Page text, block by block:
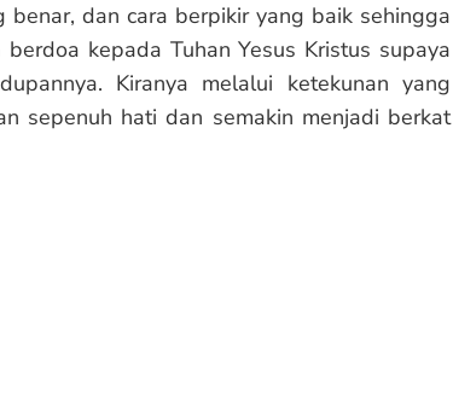
dan cara berpikir yang baik sehingga
kepada Tuhan Yesus Kristus supaya
Kiranya melalui ketekunan yang
sepenuh hati dan semakin menjadi berkat